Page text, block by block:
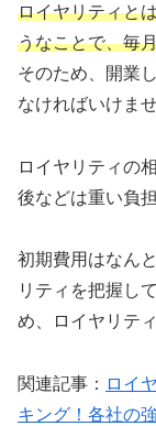
ロイヤリティと
うなことで、毎
そのため、開業
なければいけませ
ロイヤリティの
後などは重い負
初期費用はなん
リティを把握し
め、ロイヤリテ
関連記事： ロイ
キング！各社の